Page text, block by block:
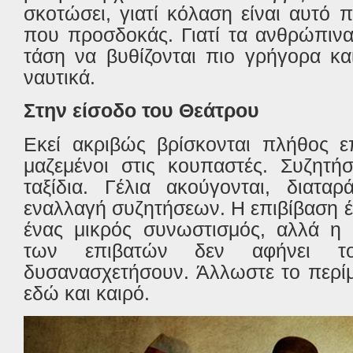
σκοτώσει, γιατί κόλαση είναι αυτό
που προσδοκάς. Γιατί τα
τάση να βυθίζονται πιο γρήγορα
ναυτικά.
Στην είσοδο του Θεάτρου
Εκεί ακριβώς βρίσκονται πλήθος
μαζεμένοι στις κουπαστές.
ταξίδια. Γέλια ακούγονται,
εναλλαγή συζητήσεων. Η επιβίβαση
ένας μικρός συνωστισμός, αλλά η
των επιβατών δεν αφήνει
δυσανασχετήσουν. Άλλωστε το
εδώ και καιρό.